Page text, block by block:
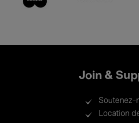
Join &
Soutenez-
Location